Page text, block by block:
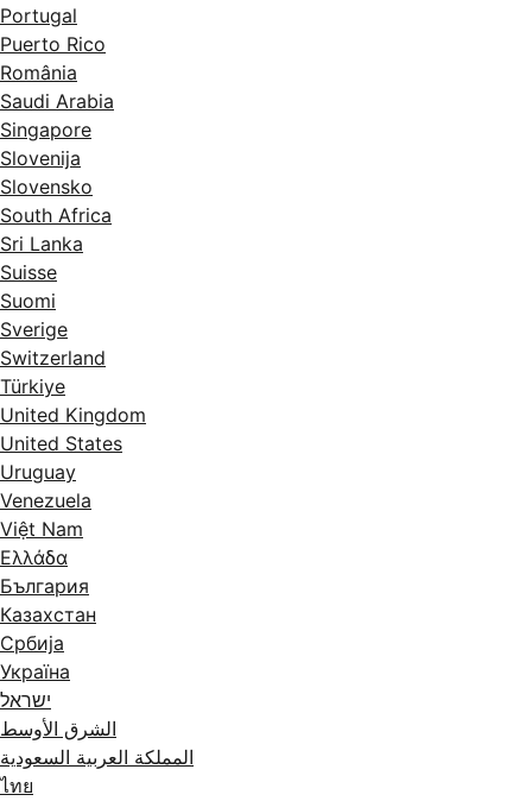
Portugal
Puerto Rico
România
Saudi Arabia
Singapore
Slovenija
Slovensko
South Africa
Sri Lanka
Suisse
Suomi
Sverige
Switzerland
Türkiye
United Kingdom
United States
Uruguay
Venezuela
Việt Nam
Ελλάδα
България
Казахстан
Србија
Україна
ישראל
الشرق الأوسط
المملكة العربية السعودية
ไทย